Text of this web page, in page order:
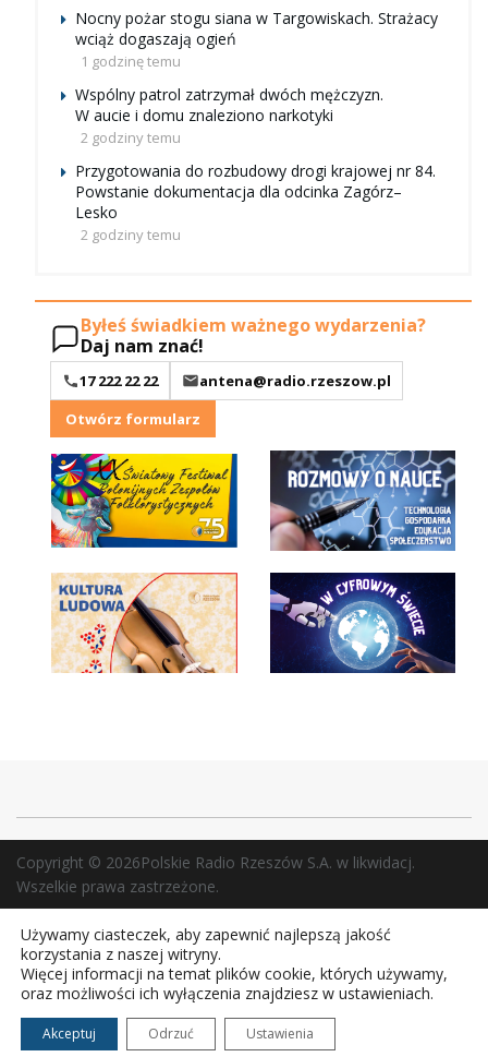
Nocny pożar stogu siana w Targowiskach. Strażacy
wciąż dogaszają ogień
1 godzinę temu
Wspólny patrol zatrzymał dwóch mężczyzn.
W aucie i domu znaleziono narkotyki
2 godziny temu
Przygotowania do rozbudowy drogi krajowej nr 84.
Powstanie dokumentacja dla odcinka Zagórz–
Lesko
2 godziny temu
Byłeś świadkiem ważnego wydarzenia?
Daj nam znać!
17 222 22 22
antena@radio.rzeszow.pl
Otwórz formularz
Copyright © 2026Polskie Radio Rzeszów S.A. w likwidacj.
Wszelkie prawa zastrzeżone.
Używamy ciasteczek, aby zapewnić najlepszą jakość
korzystania z naszej witryny.
Więcej informacji na temat plików cookie, których używamy,
oraz możliwości ich wyłączenia znajdziesz w ustawieniach.
Akceptuj Odrzuć Ustawienia